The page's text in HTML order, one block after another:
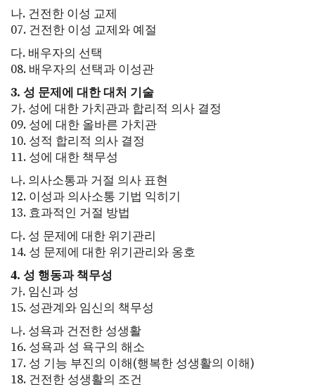
나. 건전한 이성 교제
07. 건전한 이성 교제와 예절
다. 배우자의 선택
08. 배우자의 선택과 이성관
3. 성 문제에 대한 대처 기술
가. 성에 대한 가치관과 합리적 의사 결정
09. 성에 대한 올바른 가치관
10. 성적 합리적 의사 결정
11. 성에 대한 책무성
나. 의사소통과 거절 의사 표현
12. 이성과 의사소통 기법 익히기
13. 효과적인 거절 방법
다. 성 문제에 대한 위기관리
14. 성 문제에 대한 위기관리와 옹호
4. 성 행동과 책무성
가. 임신과 성
15. 성관계와 임신의 책무성
나. 성욕과 건전한 성생활
16. 성욕과 성 욕구의 해소
17. 성 기능 부진의 이해(행복한 성생활의 이해)
18. 건전한 성생활의 조건